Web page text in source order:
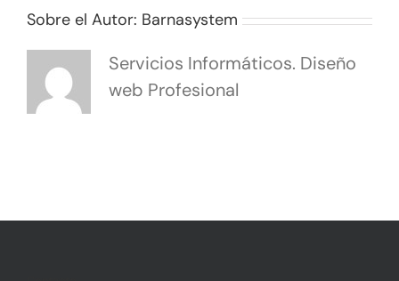
Sobre el Autor: Barnasystem
Servicios Informáticos. Diseño
web Profesional